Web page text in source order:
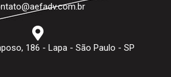
186 - Lapa - São Paulo - SP